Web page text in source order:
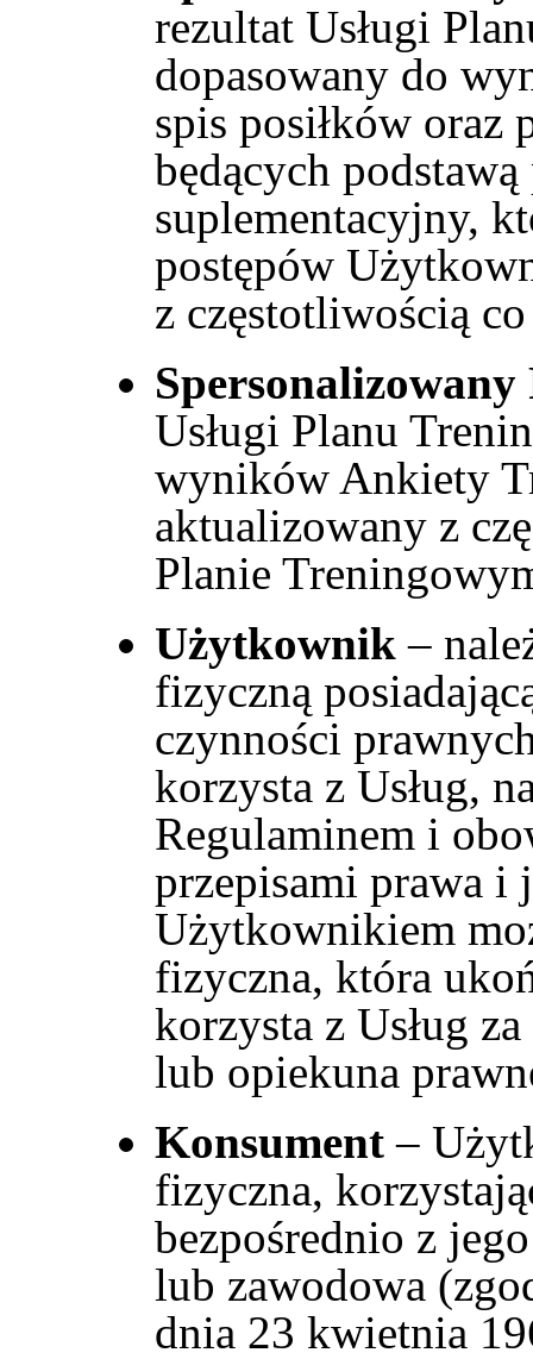
rezultat Usługi
dopasowany do
spis posiłków
będących
suplementacyjny,
postępów
z częstotliwością
Usługi Planu
wyników Ankiety
aktualizowany z
Planie
Użytkownik–
fizyczną
czynności
korzysta z Usług,
Regulaminem i
przepisami prawa i
Użytkownikiem
fizyczna, która
korzysta z Usług
lub opiekuna
Konsument –
fizyczna,
bezpośrednio z
lub zawodowa
dnia 23 kwietnia